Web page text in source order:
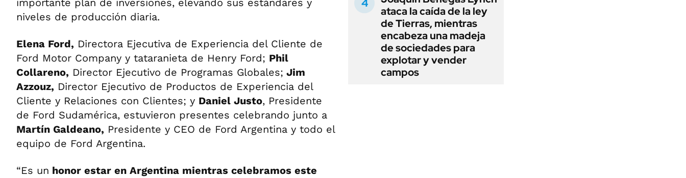
importante plan de inversiones, elevando sus estándares y
niveles de producción diaria.
Elena Ford, Directora Ejecutiva de Experiencia del Cliente de
Ford Motor Company y tataranieta de Henry Ford; Phil
Collareno, Director Ejecutivo de Programas Globales; Jim
Azzouz, Director Ejecutivo de Productos de Experiencia del
Cliente y Relaciones con Clientes; y Daniel Justo, Presidente
de Ford Sudamérica, estuvieron presentes celebrando junto a
Martín Galdeano, Presidente y CEO de Ford Argentina y todo el
equipo de Ford Argentina.
“Es un honor estar en Argentina mientras celebramos este
ataca la caída de la ley
de Tierras, mientras
encabeza una madeja
de sociedades para
explotar y vender
campos